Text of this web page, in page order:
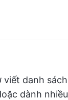
viết danh
dành